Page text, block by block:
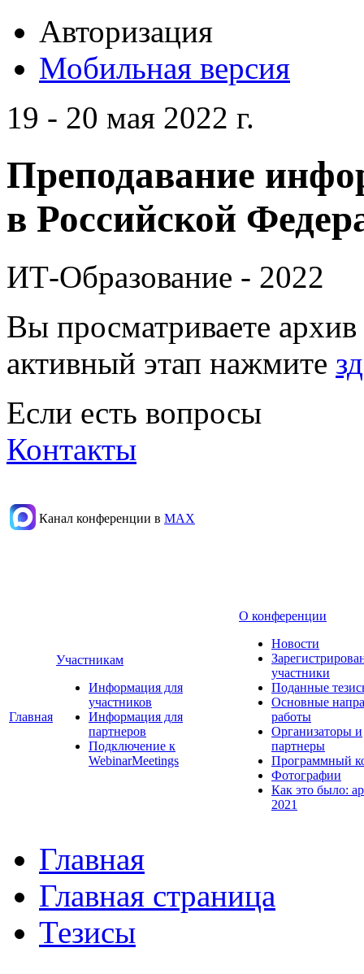
Авторизация
Мобильная версия
19 - 20 мая 2022 г.
Преподавание
в Российской
ИТ-Образование - 2022
Вы просматриваете
активный этап нажмите
Если есть вопросы
Контакты
Канал конференции в МАХ
Главная
Участникам
Информация для
участников
Информация для
партнеров
Подключение к
WebinarMeetings
О конференции
Новости
участники
Поданные
Основные
работы
Организаторы и
партнеры
Программный
Фотографии
Как это было:
2021
Главная
Главная страница
Тезисы